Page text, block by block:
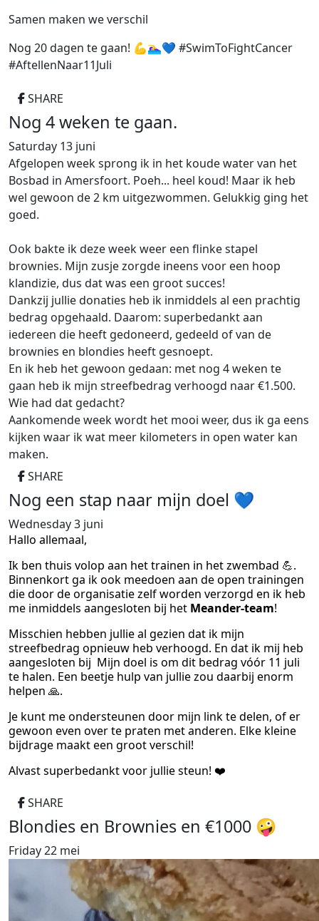
Samen maken we verschil
Nog 20 dagen te gaan! 💪🏊‍♀️💙 #SwimToFightCancer
#AftellenNaar11Juli
SHARE
Nog 4 weken te gaan.
Saturday 13 juni
Afgelopen week sprong ik in het koude water van het
Bosbad in Amersfoort. Poeh... heel koud! Maar ik heb
wel gewoon de 2 km uitgezwommen. Gelukkig ging het
goed.
Ook bakte ik deze week weer een flinke stapel
brownies. Mijn zusje zorgde ineens voor een hoop
klandizie, dus dat was een groot succes!
Dankzij jullie donaties heb ik inmiddels al een prachtig
bedrag opgehaald. Daarom: superbedankt aan
iedereen die heeft gedoneerd, gedeeld of van de
brownies en blondies heeft gesnoept.
En ik heb het gewoon gedaan: met nog 4 weken te
gaan heb ik mijn streefbedrag verhoogd naar €1.500.
Wie had dat gedacht?
Aankomende week wordt het mooi weer, dus ik ga eens
kijken waar ik wat meer kilometers in open water kan
maken.
SHARE
Nog een stap naar mijn doel 💙
Wednesday 3 juni
Hallo allemaal,
Ik ben thuis volop aan het trainen in het zwembad 💪.
Binnenkort ga ik ook meedoen aan de open trainingen
die door de organisatie zelf worden verzorgd en ik heb
me inmiddels aangesloten bij het Meander-team!
Misschien hebben jullie al gezien dat ik mijn
streefbedrag opnieuw heb verhoogd. En dat ik mij heb
aangesloten bij Mijn doel is om dit bedrag vóór 11 juli
te halen. Een beetje hulp van jullie zou daarbij enorm
helpen 🙏.
Je kunt me ondersteunen door mijn link te delen, of er
gewoon even over te praten met anderen. Elke kleine
bijdrage maakt een groot verschil!
Alvast superbedankt voor jullie steun! ❤️
SHARE
Blondies en Brownies en €1000 🤪
Friday 22 mei